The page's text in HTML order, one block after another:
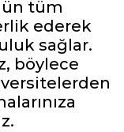
tüm
ederek
sağlar.
böylece